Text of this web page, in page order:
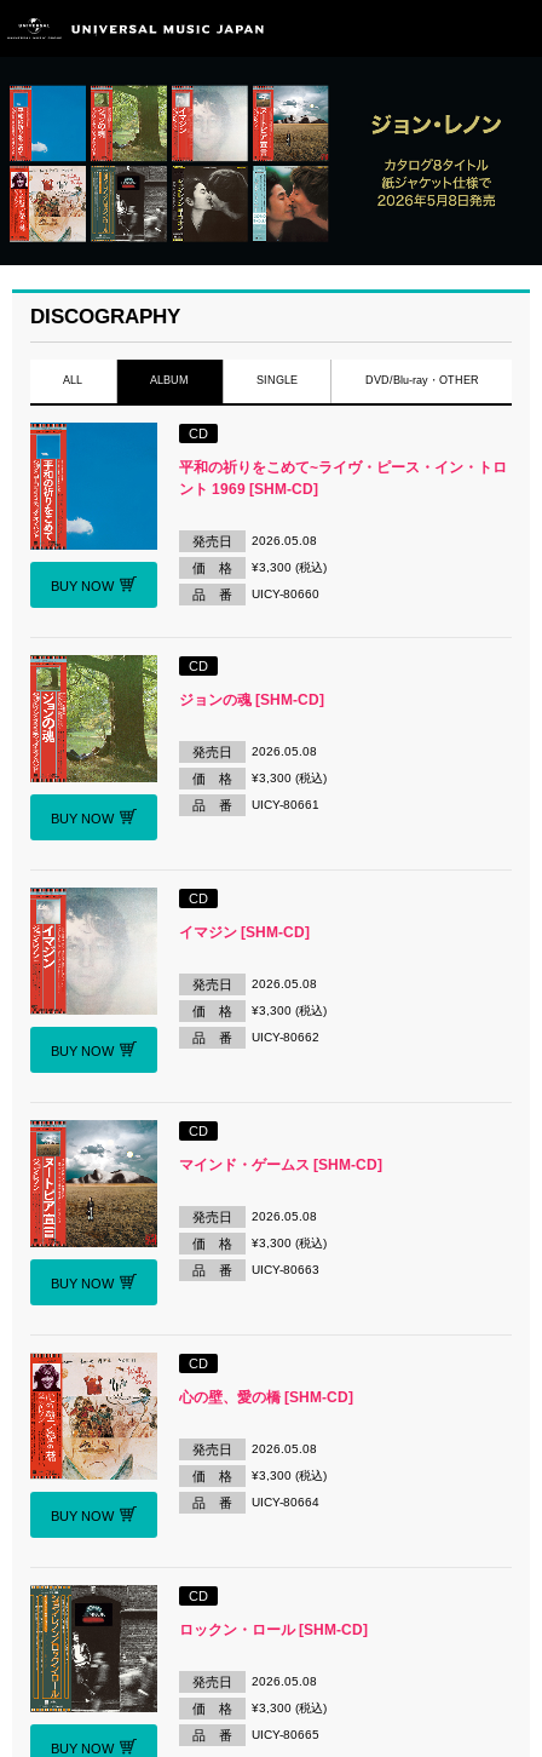
DISCOGRAPHY
ALL ALBUM SINGLE DVD/Blu-ray・OTHER
BUY NOW
CD
平和の祈りをこめて~ライヴ・ピース・イン・トロ
ント 1969 [SHM-CD]
発売日 2026.05.08
価 格 ¥3,300 (税込)
品 番 UICY-80660
BUY NOW
CD
ジョンの魂 [SHM-CD]
発売日 2026.05.08
価 格 ¥3,300 (税込)
品 番 UICY-80661
BUY NOW
CD
イマジン [SHM-CD]
発売日 2026.05.08
価 格 ¥3,300 (税込)
品 番 UICY-80662
BUY NOW
CD
マインド・ゲームス [SHM-CD]
発売日 2026.05.08
価 格 ¥3,300 (税込)
品 番 UICY-80663
BUY NOW
CD
心の壁、愛の橋 [SHM-CD]
発売日 2026.05.08
価 格 ¥3,300 (税込)
品 番 UICY-80664
BUY NOW
CD
ロックン・ロール [SHM-CD]
発売日 2026.05.08
価 格 ¥3,300 (税込)
品 番 UICY-80665